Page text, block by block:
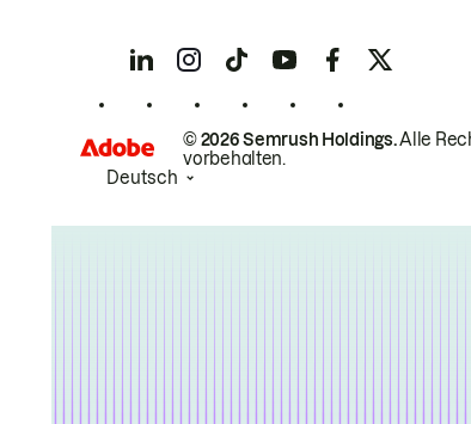
© 2026 Semrush Holdings.Alle
vorbehalten.
Deutsch